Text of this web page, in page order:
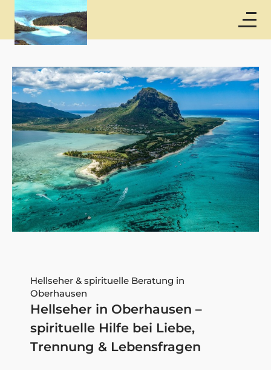
Hellseher & spirituelle Beratung in
Oberhausen
Hellseher in Oberhausen –
spirituelle Hilfe bei Liebe,
Trennung & Lebensfragen